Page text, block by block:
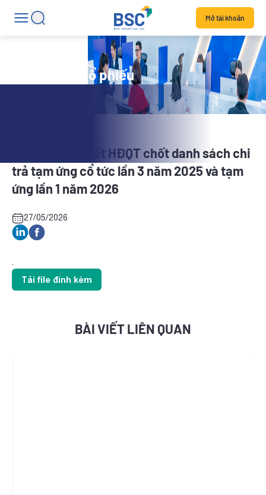
Mở tài khoản
Tin tức mã cổ phiếu
PHN: Nghị quyết HĐQT chốt danh sách chi
trả tạm ứng cổ tức lần 3 năm 2025 và tạm
ứng lần 1 năm 2026
27/05/2026
.
Tải file đính kèm
BÀI VIẾT LIÊN QUAN